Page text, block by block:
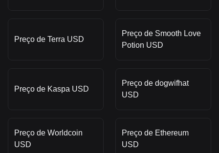
Preço de Terra USD
Preço de Smooth Love
Potion USD
Preço de Kaspa USD
Preço de dogwifhat
USD
Preço de Worldcoin
USD
Preço de Ethereum
USD